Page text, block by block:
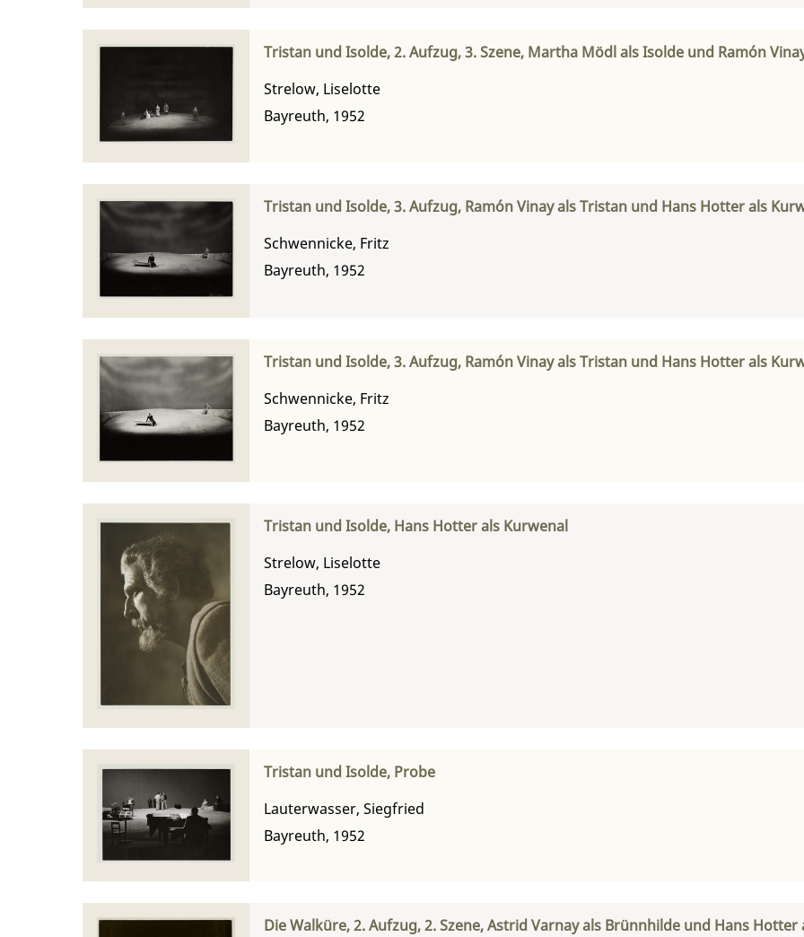
Tristan und Isolde, 2. Aufzug, 3. Szene, Martha Mödl als Isolde und Ramón
Strelow, Liselotte
Bayreuth, 1952
Tristan und Isolde, 3. Aufzug, Ramón Vinay als Tristan und Hans Hotter als
Schwennicke, Fritz
Bayreuth, 1952
Tristan und Isolde, 3. Aufzug, Ramón Vinay als Tristan und Hans Hotter als
Schwennicke, Fritz
Bayreuth, 1952
Tristan und Isolde, Hans Hotter als Kurwenal
Strelow, Liselotte
Bayreuth, 1952
Tristan und Isolde, Probe
Lauterwasser, Siegfried
Bayreuth, 1952
Die Walküre, 2. Aufzug, 2. Szene, Astrid Varnay als Brünnhilde und Hans Hotter